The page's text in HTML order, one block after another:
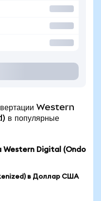
Western
популярные
Western Digital (Ondo
в Доллар США